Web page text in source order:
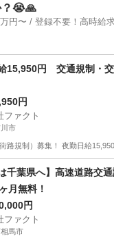
😭🙏
日給例1万円〜 / 登録不要！高
15,950円 交通規制・
円
ファクト
市
路規制）募集！ 夜勤日給
本社
は千葉県へ】高速道路交
月無料！
円
ファクト
馬市